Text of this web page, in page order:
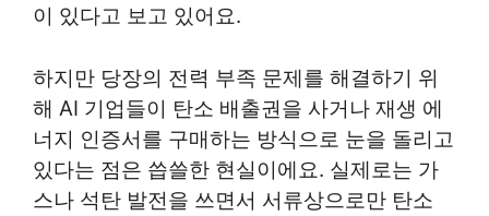
이 있다고 보고 있어요.
하지만 당장의 전력 부족 문제를 해결하기 위
해 AI 기업들이 탄소 배출권을 사거나 재생 에
너지 인증서를 구매하는 방식으로 눈을 돌리고
있다는 점은 씁쓸한 현실이에요. 실제로는 가
스나 석탄 발전을 쓰면서 서류상으로만 탄소